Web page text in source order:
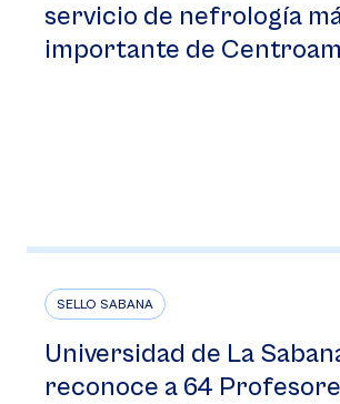
servicio de nefrología
importante de
SELLO SABANA
Universidad de La
reconoce a 64